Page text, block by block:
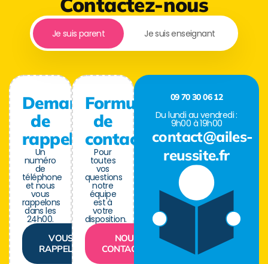
Je suis parent Je suis enseignant
Demande
de
rappel
Un
numéro
de
téléphone
et nous
vous
rappelons
dans les
24h00.
VOUS
RAPPELER
Formulaire
de
contact
Pour
toutes
vos
questions
notre
équipe
est à
votre
disposition.
NOUS
CONTACTER
09 70 30 06 12
Du lundi au vendredi :
9h00 à 19h00
contact@ailes-
reussite.fr